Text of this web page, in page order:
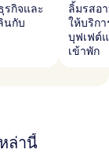
รกิจและ
นกับ
ลิ้มรสอ
ให้บริก
บุฟเฟต์
เข้าพัก
ล่านี้